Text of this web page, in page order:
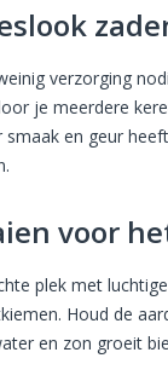
verzorging
je meerdere
en geur
voor
plek met
Houd de
en zon groeit